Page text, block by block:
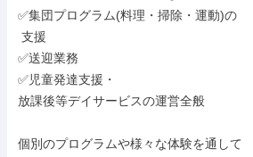
✅集団プログラム(料理・掃除・運動)の
✅送迎業務
✅児童発達支援・
放課後等デイサービスの運営全般
個別のプログラムや様々な体験を通して